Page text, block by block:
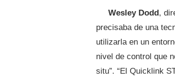
Wesley Dodd,
precisaba de una
utilizarla en un
nivel de control que
situ”. “El Quicklink